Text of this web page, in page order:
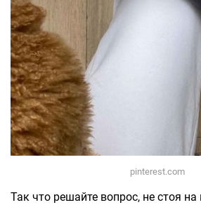
pinterest.com
Так что решайте вопрос, не стоя на